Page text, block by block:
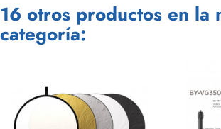
16 otros productos en la
categoría: